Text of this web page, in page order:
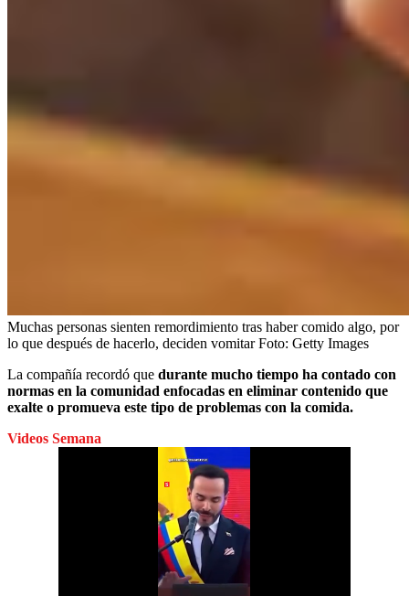
Muchas personas sienten remordimiento tras haber comido algo, por
lo que después de hacerlo, deciden vomitarFoto: Getty Images
La compañía recordó que durante mucho tiempo ha contado con
normas en la comunidad enfocadas en eliminar contenido que
exalte o promueva este tipo de problemas con la comida.
Videos Semana